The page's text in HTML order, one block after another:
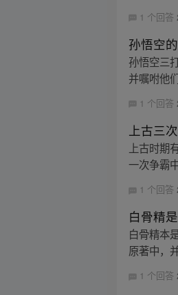
1 个回答
孙悟空
孙悟空三
并嘱咐他
1 个回答
上古三
上古时期
一次争霸
1 个回答
白骨精
白骨精本
原著中，
1 个回答